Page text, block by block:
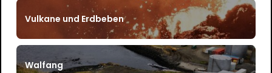
Vulkane und Erdbeben
Walfang